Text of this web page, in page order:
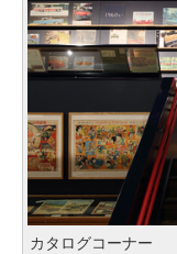
カタログコーナー